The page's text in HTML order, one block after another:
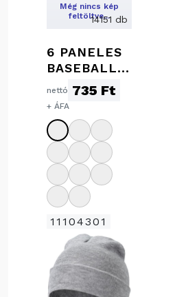
Még nincs kép
feltöltve…14151 db
6 PANELES
BASEBALL
SAPKA
nettó 735 Ft
+ ÁFA
11104301